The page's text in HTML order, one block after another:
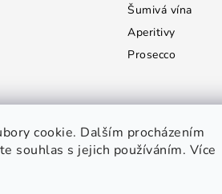
cookie. Dalším procházením
souhlas s jejich používáním. Více
Šumivá vína
Aperitivy
Prosecco